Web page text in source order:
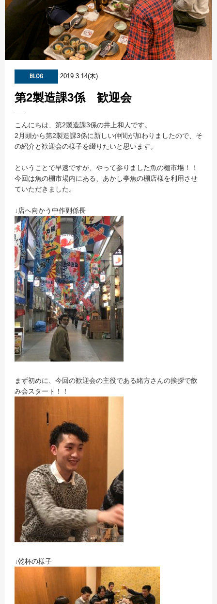
BLOG 2019.3.14(木)
第2製造課3係 歓迎会
こんにちは、第2製造課3係の井上和人です。
2月頭から第2製造課3係に新しい仲間が加わりましたので、そ
の紹介と歓迎会の様子を綴りたいと思います。
ということで早速ですが、やって参りました魚の棚市場！！
今回は魚の棚市場内にある、あかし亭魚の棚店様を利用させ
ていただきました。
↓店へ向かう中作副係長
まず初めに、今回の歓迎会の主役である緒方さんの挨拶で飲
み会スタート！！
↓乾杯の様子